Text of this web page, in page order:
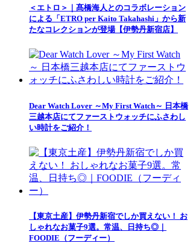
＜エトロ＞｜髙橋海人とのコラボレーション
による「ETRO per Kaito Takahashi」から新
たなコレクションが登場【伊勢丹新宿店】
Dear Watch Lover ～My First Watch～ 日本橋
三越本店にてファーストウォッチにふさわし
い時計をご紹介！
【東京土産】伊勢丹新宿でしか買えない！ お
しゃれなお菓子9選。常温、日持ち◎｜
FOODIE（フーディー）